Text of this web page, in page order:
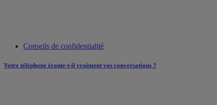
Conseils de confidentialité
Votre téléphone écoute-t-il vraiment vos conversations ?